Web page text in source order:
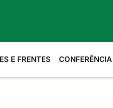
E FRENTES CONFERÊNCIA